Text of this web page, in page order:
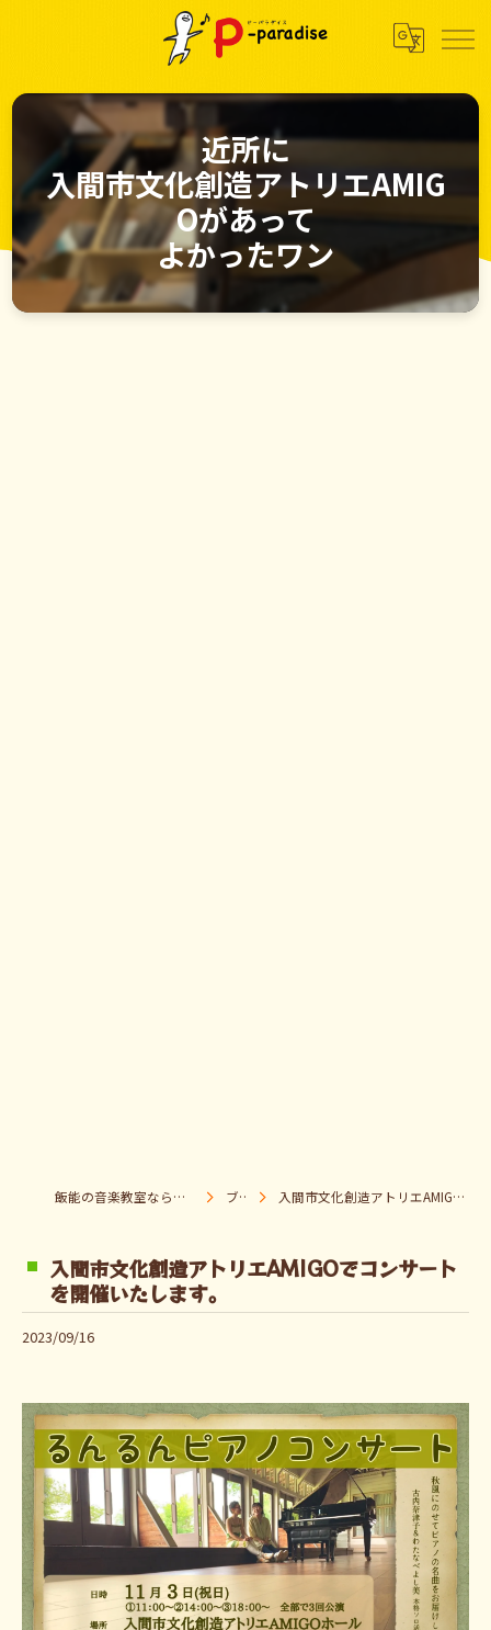
近所に
入間市文化創造アトリエAMIG
Oがあって
よかったワン
飯能の音楽教室なら音楽童クラブ Pパラダイス ブログ 入間市文化創造アトリエAMIGOでコンサートを開催いたします。
入間市文化創造アトリエAMIGOでコンサート
を開催いたします。
2023/09/16